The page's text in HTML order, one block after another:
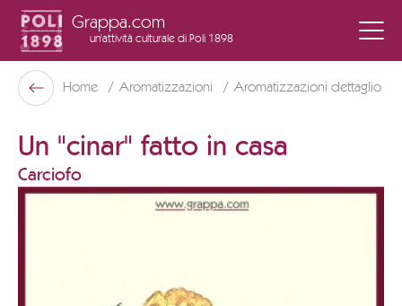
Grappa.com
un'attività culturale di Poli 1898
Poli Museo Della Grappa
Indietro
Home Aromatizzazioni Aromatizzazioni dettaglio
Un "cinar" fatto in casa
Carciofo